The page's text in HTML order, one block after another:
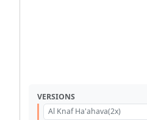
VERSIONS
Al Knaf Ha'ahava(2x)